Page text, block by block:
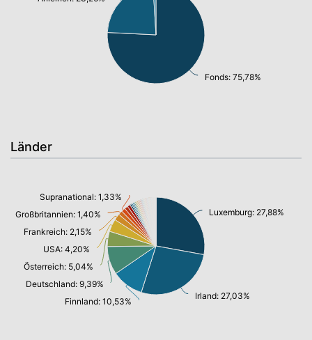
Fonds: 75,78%
Länder
Luxemburg: 27,88%
Irland: 27,03%
Finnland: 10,53%
Deutschland: 9,39%
Österreich: 5,04%
USA: 4,20%
Frankreich: 2,15%
Großbritannien: 1,40%
Supranational: 1,33%